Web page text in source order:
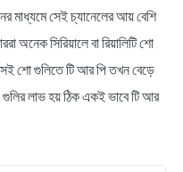
মাধ্যমে সেই চ্যানেলের আয় বেশি
অনেক সিরিয়ালে বা রিয়ালিটি শো
শো গুলিতে টি আর পি তখন বেড়ে
গুলির লাভ হয় ঠিক একই ভাবে টি আর